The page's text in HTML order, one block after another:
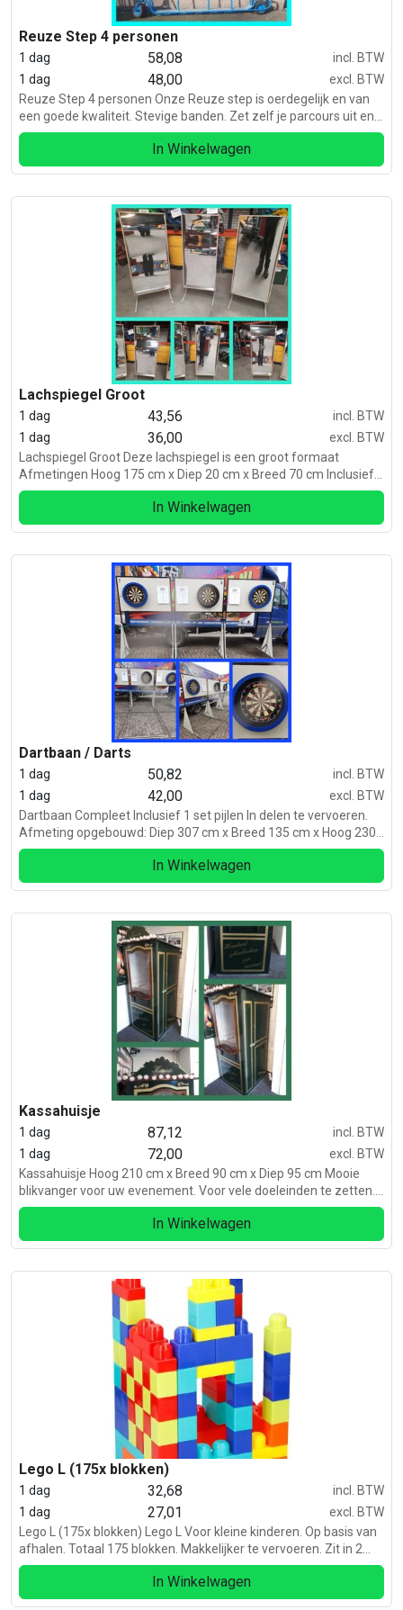
Reuze Step 4 personen
1 dag 58,08
incl. BTW
1 dag
48,00
excl. BTW
Reuze Step 4 personen Onze Reuze step is oerdegelijk en van
een goede kwaliteit. Stevige banden. Zet zelf je parcours uit en
dag de anderen uit. Geschikt voor kinderen vanaf 12 jaar en
In Winkelwagen
Lachspiegel Groot
1 dag 43,56
incl. BTW
1 dag
36,00
excl. BTW
Lachspiegel Groot Deze lachspiegel is een groot formaat
Afmetingen Hoog 175 cm x Diep 20 cm x Breed 70 cm Inclusief
2x Poot Inclusief Transport beschermhoes Lachspiegel Bol-Hol-
In Winkelwagen
Dartbaan / Darts
1 dag 50,82
incl. BTW
1 dag
42,00
excl. BTW
Dartbaan Compleet Inclusief 1 set pijlen In delen te vervoeren.
Afmeting opgebouwd: Diep 307 cm x Breed 135 cm x Hoog 230
cm Met ledverlichting rondom het dartbord 1x 220 volt Inclusief
In Winkelwagen
Kassahuisje
1 dag 87,12
incl. BTW
1 dag
72,00
excl. BTW
Kassahuisje Hoog 210 cm x Breed 90 cm x Diep 95 cm Mooie
blikvanger voor uw evenement. Voor vele doeleinden te zetten.
Voorzien van verlichting en toeter. 1x 220 volt
In Winkelwagen
Lego L (175x blokken)
1 dag 32,68
incl. BTW
1 dag
27,01
excl. BTW
Lego L (175x blokken) Lego L Voor kleine kinderen. Op basis van
afhalen. Totaal 175 blokken. Makkelijker te vervoeren. Zit in 2
kratten.
In Winkelwagen